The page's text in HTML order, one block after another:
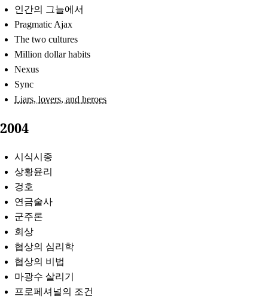
인간의 그늘에서
Pragmatic Ajax
The two cultures
Million dollar habits
Nexus
Sync
Liars, lovers, and heroes
2004
시식시종
상황윤리
겅호
연금술사
군주론
회상
협상의 심리학
협상의 비법
마광수 살리기
프로페셔널의 조건